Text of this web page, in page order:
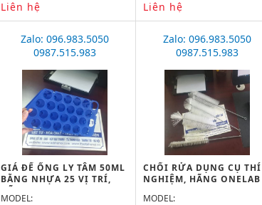
Liên hệ Liên hệ
Zalo: 096.983.5050
0987.515.983
GIÁ ĐỂ ỐNG LY TÂM 50ML
BẰNG NHỰA 25 VỊ TRÍ,
HÃNG ONELAB
MODEL:
Zalo: 096.983.5050
0987.515.983
CHỔI RỬA DỤNG CỤ THÍ
NGHIỆM, HÃNG ONELAB
MODEL: